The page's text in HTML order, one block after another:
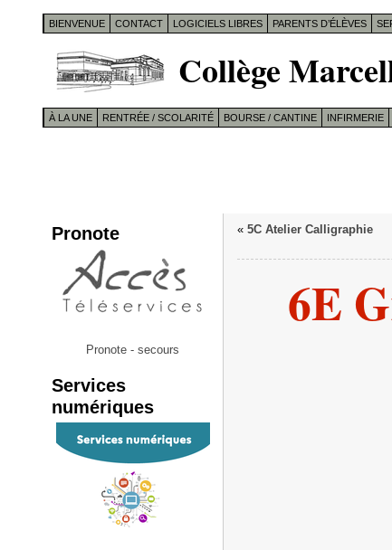
BIENVENUE CONTACT LOGICIELS LIBRES PARENTS D’ÉLÈVES
Collège
À LA UNE RENTRÉE / SCOLARITÉ BOURSE / CANTINE INFIRMERIE
Pronote
Pronote - secours
Services
numériques
« 5C Atelier Calligraphie
6E